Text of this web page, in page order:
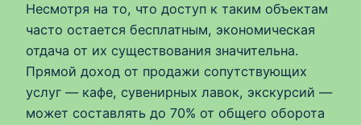
Несмотря на то, что доступ к таким объектам
часто остается бесплатным, экономическая
отдача от их существования значительна.
Прямой доход от продажи сопутствующих
услуг — кафе, сувенирных лавок, экскурсий —
может составлять до 70% от общего оборота